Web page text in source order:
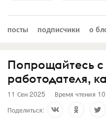
посты подписчики о
Попрощайтесь
работодателя,
11 Сен 2025 Время чтения
Поделиться: